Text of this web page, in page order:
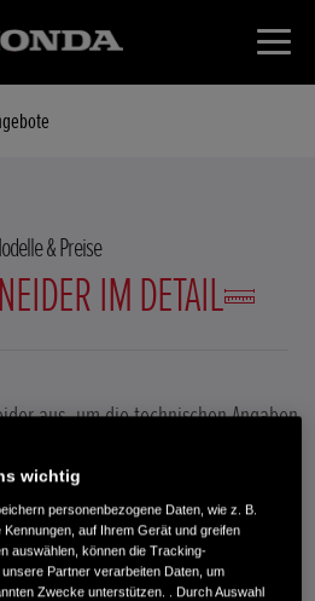
& Preise
IM DETAIL
aus, um die technischen Angaben
wichtig
personenbezogene Daten, wie z. B.
auf Ihrem Gerät und greifen
auswählen, können die Tracking-
Partner verarbeiten Daten, um
Zwecke unterstützen. . Durch Auswahl